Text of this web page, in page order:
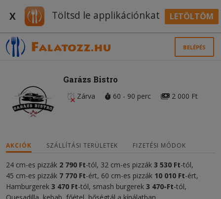
X Töltsd le applikációnkat LETÖLTÖM
BELÉPÉS
Garázs Bistro
Zárva 60 - 90 perc 2 000 Ft
AKCIÓK SZÁLLÍTÁSI TERÜLETEK FIZETÉSI MÓDOK
24 cm-es pizzák 2 790 Ft-tól, 32 cm-es pizzák 3 530 Ft-tól,
45 cm-es pizzák 7 770 Ft-ért, 60 cm-es pizzák 10 010 Ft-ért,
Hamburgerek 3 470 Ft-tól, smash burgerek 3 470-Ft-tól,